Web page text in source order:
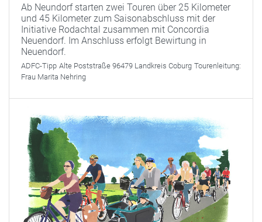
Ab Neundorf starten zwei Touren über 25 Kilometer
und 45 Kilometer zum Saisonabschluss mit der
Initiative Rodachtal zusammen mit Concordia
Neuendorf. Im Anschluss erfolgt Bewirtung in
Neuendorf.
ADFC-Tipp Alte Poststraße 96479 Landkreis Coburg Tourenleitung:
Frau Marita Nehring